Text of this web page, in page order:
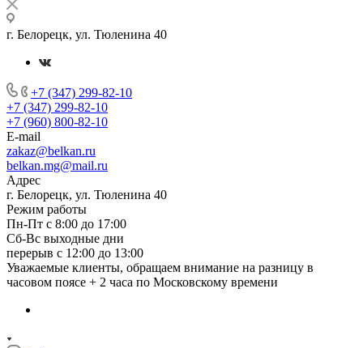
г. Белорецк, ул. Тюленина 40
+7 (347) 299-82-10
+7 (347) 299-82-10
+7 (960) 800-82-10
E-mail
zakaz@belkan.ru
belkan.mg@mail.ru
Адрес
г. Белорецк, ул. Тюленина 40
Режим работы
Пн-Пт с 8:00 до 17:00
Сб-Вс выходные дни
перерыв с 12:00 до 13:00
Уважаемые клиенты, обращаем внимание на разницу в
часовом поясе + 2 часа по Московскому времени